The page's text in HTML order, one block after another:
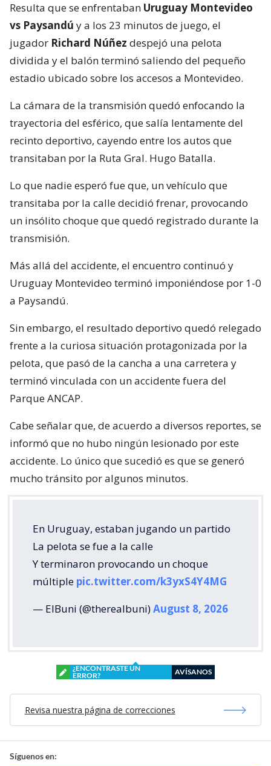
Resulta que se enfrentaban Uruguay Montevideo
vs Paysandú y a los 23 minutos de juego, el
jugador Richard Núñez despejó una pelota
dividida y el balón terminó saliendo del pequeño
estadio ubicado sobre los accesos a Montevideo.
La cámara de la transmisión quedó enfocando la
trayectoria del esférico, que salía lentamente del
recinto deportivo, cayendo entre los autos que
transitaban por la Ruta Gral. Hugo Batalla.
Lo que nadie esperó fue que, un vehículo que
transitaba por la calle decidió frenar, provocando
un insólito choque que quedó registrado durante la
transmisión.
Más allá del accidente, el encuentro continuó y
Uruguay Montevideo terminó imponiéndose por 1-0
a Paysandú.
Sin embargo, el resultado deportivo quedó relegado
frente a la curiosa situación protagonizada por la
pelota, que pasó de la cancha a una carretera y
terminó vinculada con un accidente fuera del
Parque ANCAP.
Cabe señalar que, de acuerdo a diversos reportes, se
informó que no hubo ningún lesionado por este
accidente. Lo único que sucedió es que se generó
mucho tránsito por algunos minutos.
En Uruguay, estaban jugando un partido
La pelota se fue a la calle
Y terminaron provocando un choque
múltiple pic.twitter.com/k3yxS4Y4MG
— ElBuni (@therealbuni)August 8, 2026
¿ENCONTRASTE UN
ERROR?
AVÍSANOS
Revisa nuestra página de correcciones
Síguenos en: